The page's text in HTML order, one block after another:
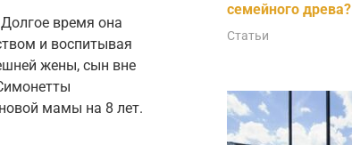
время она
и воспитывая
жены, сын вне
мамы на 8 лет.
семейного древа?
Статьи